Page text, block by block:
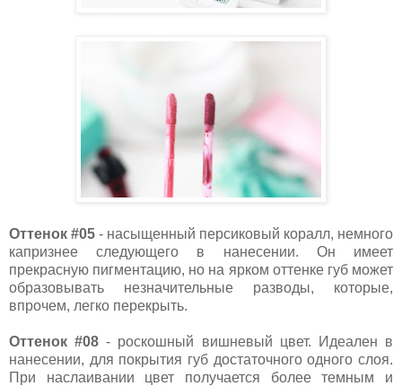
Оттенок #05 - насыщенный персиковый коралл, немного
капризнее следующего в нанесении. Он имеет
прекрасную пигментацию, но на ярком оттенке губ может
образовывать незначительные разводы, которые,
впрочем, легко перекрыть.
Оттенок #08 - роскошный вишневый цвет. Идеален в
нанесении, для покрытия губ достаточного одного слоя.
При наслаивании цвет получается более темным и